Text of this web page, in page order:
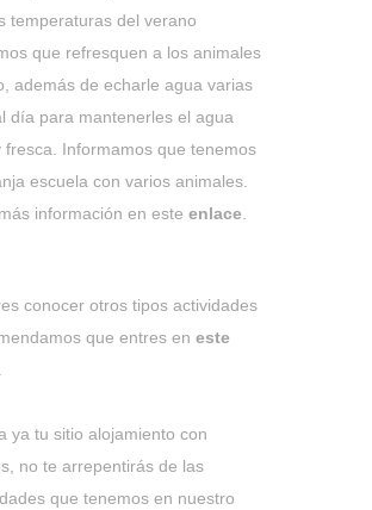
temperaturas del verano
que refresquen a los animales
además de echarle agua varias
día para mantenerles el agua
fresca. Informamos que tenemos
escuela con varios animales.
información en este enlace.
conocer otros tipos actividades
que entres en este
.
ya tu sitio alojamiento con
no te arrepentirás de las
que tenemos en nuestro